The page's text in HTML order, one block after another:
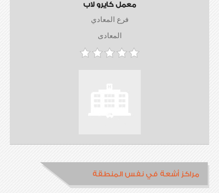
معمل كايرو لاب
فرع المعادي
المعادى
مراكز أشعة في نفس المنطقة